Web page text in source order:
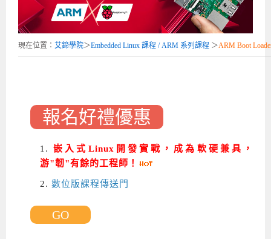
最新補助課程
最新職缺
艾鍗新聞
Linux系統程式設計
Linux驅動程式設計實戰
Raspberry Pi之Python程式設計硬體控制
USB韌體設計
STM32嵌入式開發實戰
生醫感測器整合設計班
穿戴式裝置應用開發
嵌入式即時作業系統FreeRTOS 設計實作
全能電路設計實戰班
FPGA 數位IC設計實戰
工業電子丙級輔導考照課程
[學程]感測電路Plus+MCU韌體設計實戰
AI人工智慧系列課程
iPAS AI應用規劃師能力鑑定課程
AI機器學習與深度學習實戰班
AI課程總覽頁
AI邊緣運算實作TensorFlow Lite for MCU
AIoT智能聯網運算實戰
iPAS經濟部產業人才能力鑑定
iPAS巨量資料分析師
AI雲端原生與MLOps自動化實務
Web全端開發應用班
資訊安全實務
物聯網Web整合應用實作
[學程]物聯網整合開發實戰
5G技術-SDN與Mininet實作
嵌入式物聯網開發實戰
[學程]物聯網全端與深度學習整合
5G-SDN通訊系列課程
ROS機器人自走車系統開發應用
ROS機器手臂控制&演算法實戰
智能機器人系統整合開發
電腦視覺與影像處理課程
影像課程總覽
電腦視覺與影像處理
ARM系列課程
ARM mbed 物聯網平台應用實作
程式語言系列課程
n8n 零基礎工作自動化實戰班
Vibe Coding：AI 協作全端開發實戰班
嵌入式Linux學程(數位豪華版)
Linux系統程式設計
使用C語言控制Raspberry Pi
Raspberry Pi 開發入門
MCU韌體開發系列
MCU韌體設計
AI邊緣運算實作TensorFlow Lite for MCU
AI人工智慧系列課程
生成式AI能力認證
Python機器學習與深度學習
AI雲端原生與MLOps自動化實務
AI邊緣運算實作-TFL for MCU
AI雲端原生與MLOps自動化實務
物聯網整合開發與應用
iPAS AIoT應用工程師(物聯網類)
5G - SDN與Mininet實作
iPAS產業人才能力鑑定系列
iPAS AIoT應用工程師(物聯網類)
iPAS巨量資料分析師
iPAS機器學習工程師
高中生升學超前部署課程總覽
APCS檢定 Python課程
APCS檢定 C++課程
程式語言系列
C語言程式設計
資料結構
Raspberry Pi系列
Linux & C語言硬體控制
5G-SDN通訊系列課程
[假日班]AI邊緣運算實作TensorFlow Lite for MCU
[假日班]物聯網資訊安全實務
企業儲值優惠方案
艾鍗企業VIP會員
電腦教室租借服務[台北]
學員專區
會員優惠
廠商求才
學員常見問題
最新成果展
工程師學習地圖
學員專屬提問平台
前進校園
青少年AI人工智慧實作班[高中生]
高中生升學超前部署課程總覽
現在位置： 艾鍗學院＞Embedded Linux 課程 / ARM 系列課程 ＞ARM Boot
報名好禮優惠
1.嵌入式Linux開發實戰，成為軟硬兼具，
游"韌"有餘的工程師！
2. 數位版課程傳送門
GO